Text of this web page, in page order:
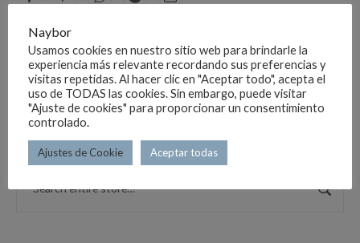
DESCRIPCIÓN
ADR
Naybor
Usamos cookies en nuestro sitio web para brindarle la
experiencia más relevante recordando sus preferencias y
visitas repetidas. Al hacer clic en "Aceptar todo", acepta el
uso de TODAS las cookies. Sin embargo, puede visitar
"Ajuste de cookies" para proporcionar un consentimiento
controlado.
Ajustes de Cookie Aceptar todas